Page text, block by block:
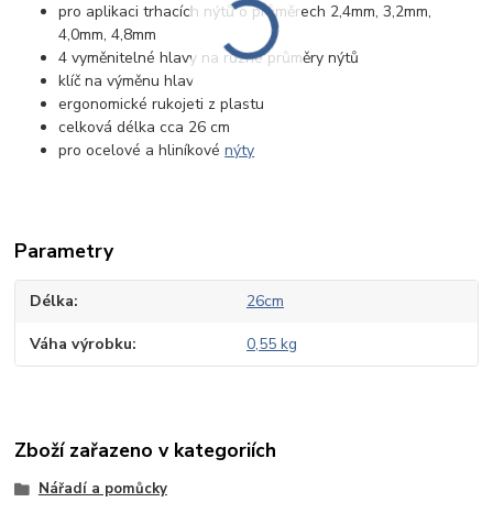
pro aplikaci trhacích nýtů o průměrech 2,4mm, 3,2mm,
4,0mm, 4,8mm
4 vyměnitelné hlavy na různé průměry nýtů
klíč na výměnu hlav
ergonomické rukojeti z plastu
celková délka cca 26 cm
pro ocelové a hliníkovénýty
Parametry
Délka 26cm
Váha výrobku 0,55 kg
Zboží zařazeno v kategoriích
Nářadí a pomůcky